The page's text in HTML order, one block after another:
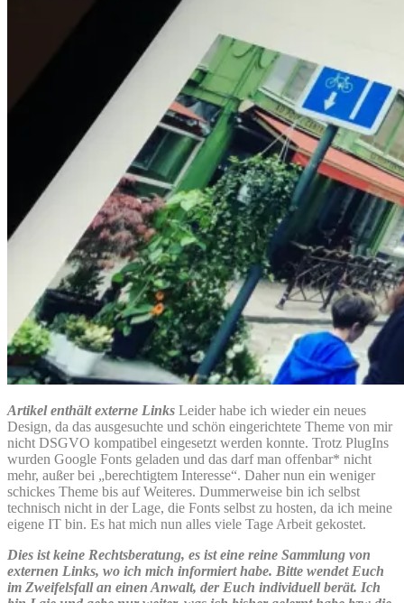
Artikel enthält externe Links Leider habe ich wieder ein neues
Design, da das ausgesuchte und schön eingerichtete Theme von mir
nicht DSGVO kompatibel eingesetzt werden konnte. Trotz PlugIns
wurden Google Fonts geladen und das darf man offenbar* nicht
mehr, außer bei „berechtigtem Interesse“. Daher nun ein weniger
schickes Theme bis auf Weiteres. Dummerweise bin ich selbst
technisch nicht in der Lage, die Fonts selbst zu hosten, da ich meine
eigene IT bin. Es hat mich nun alles viele Tage Arbeit gekostet.
Dies ist keine Rechtsberatung, es ist eine reine Sammlung von
externen Links, wo ich mich informiert habe. Bitte wendet Euch
im Zweifelsfall an einen Anwalt, der Euch individuell berät. Ich